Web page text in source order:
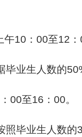
10：00至12：
毕业生人数的
00至16：00。
照毕业生人数的